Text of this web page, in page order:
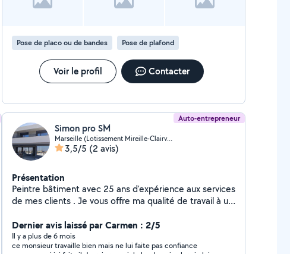
Pose de placo ou de bandes Pose de plafond
Voir le profil Contacter
Auto-entrepreneur
Simon pro SM
Marseille (Lotissement Mireille-Clairval)
3,5/5 (2 avis)
Présentation
Peintre bâtiment avec 25 ans d'expérience aux services
de mes clients . Je vous offre ma qualité de travail à un
couleurs, Bandes a joint pour le placoplâtre, toiles de
verre . Toutes peinture intérieure et extérieure,
façades bardage et plus encore . Résolution des
Dernier avis laissé par Carmen : 2/5
Il y a plus de 6 mois
ce monsieur travaille bien mais ne lui faite pas confiance